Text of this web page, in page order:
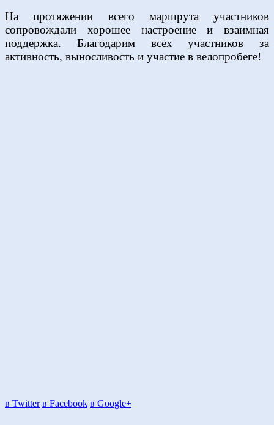
На протяжении всего маршрута участников
сопровождали хорошее настроение и взаимная
поддержка. Благодарим всех участников за
активность, выносливость и участие в велопробеге!
в Twitter в Facebook в Google+